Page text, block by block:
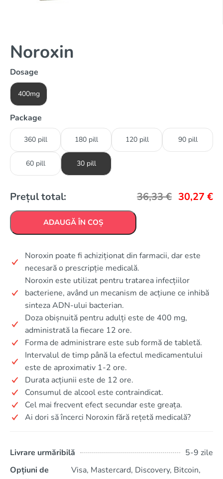
Noroxin
Dosage
400mg
Package
360 pill 180 pill 120 pill 90 pill
60 pill 30 pill
Prețul total: 36,33€ 30,27 €
ADAUGĂ ÎN COȘ
Noroxin poate fi achiziționat din farmacii, dar este
necesară o prescripție medicală.
Noroxin este utilizat pentru tratarea infecțiilor
bacteriene, având un mecanism de acțiune ce inhibă
sinteza ADN-ului bacterian.
Doza obișnuită pentru adulți este de 400 mg,
administrată la fiecare 12 ore.
Forma de administrare este sub formă de tabletă.
Intervalul de timp până la efectul medicamentului
este de aproximativ 1-2 ore.
Durata acțiunii este de 12 ore.
Consumul de alcool este contraindicat.
Cel mai frecvent efect secundar este greața.
Ai dori să încerci Noroxin fără rețetă medicală?
Livrare urmăribilă
5-9 zile
Opțiuni de
Visa, Mastercard, Discovery, Bitcoin,